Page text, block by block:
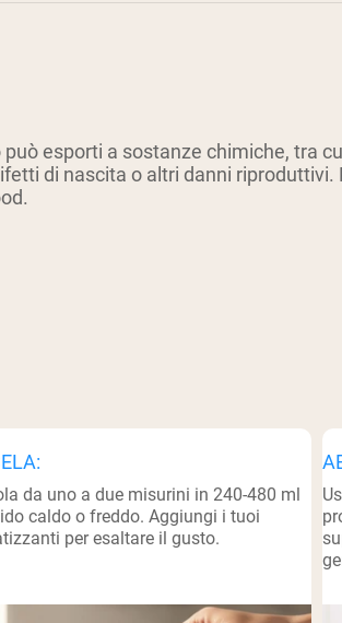
esporti a sostanze chimiche, tra
di nascita o altri danni riproduttivi.
da uno a due misurini in 240-480 ml
caldo o freddo. Aggiungi i tuoi
per esaltare il gusto.